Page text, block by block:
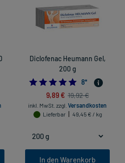
Diclofenac Heumann Gel,
200 g
5.0
8*
9,89 € 19,92 €
inkl. MwSt. zzgl. Versandkosten
Lieferbar
49,45 € / kg
In den Warenkorb